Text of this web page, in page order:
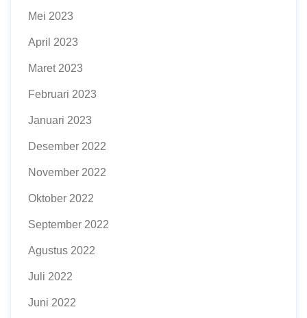
Mei 2023
April 2023
Maret 2023
Februari 2023
Januari 2023
Desember 2022
November 2022
Oktober 2022
September 2022
Agustus 2022
Juli 2022
Juni 2022